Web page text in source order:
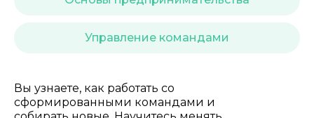
Управление командами
Вы узнаете, как работать со
сформированными командами и
Программа обучения *